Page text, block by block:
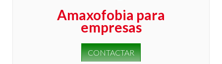
Amaxofobia para
empresas
CONTACTAR